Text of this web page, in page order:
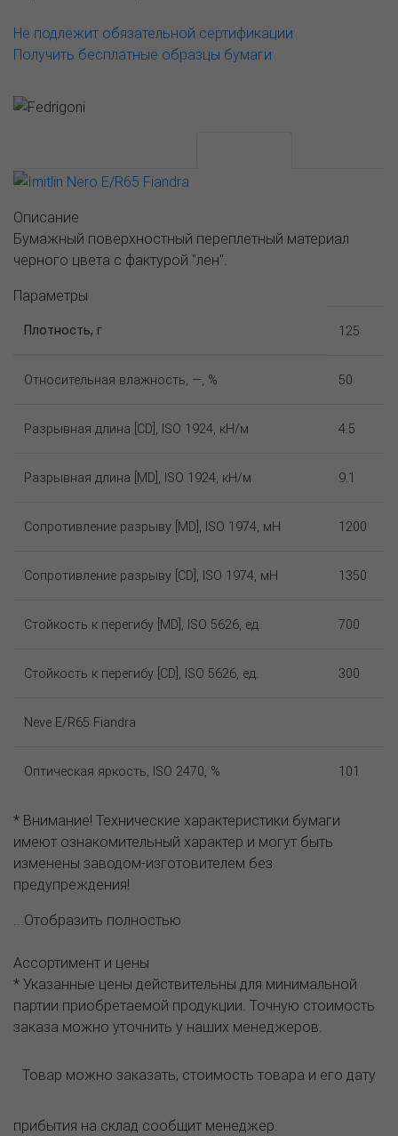
Не подлежит обязательной сертификации
Получить бесплатные образцы бумаги
Описание
Бумажный поверхностный переплетный материал
черного цвета с фактурой "лен".
Параметры
Плотность, г 125
Относительная влажность, —, % 50
Разрывная длина [CD], ISO 1924, кН/м 4.5
Разрывная длина [MD], ISO 1924, кН/м 9.1
Сопротивление разрыву [MD], ISO 1974, мН 1200
Сопротивление разрыву [CD], ISO 1974, мН 1350
Стойкость к перегибу [MD], ISO 5626, ед. 700
Стойкость к перегибу [CD], ISO 5626, ед. 300
Neve E/R65 Fiandra
Оптическая яркость, ISO 2470, % 101
* Внимание! Технические характеристики бумаги
имеют ознакомительный характер и могут быть
изменены заводом-изготовителем без
предупреждения!
...Отобразить полностью
Ассортимент и цены
* Указанные цены действительны для минимальной
партии приобретаемой продукции. Точную стоимость
заказа можно уточнить у наших менеджеров.
Товар можно заказать, стоимость товара и его дату
прибытия на склад сообщит менеджер.